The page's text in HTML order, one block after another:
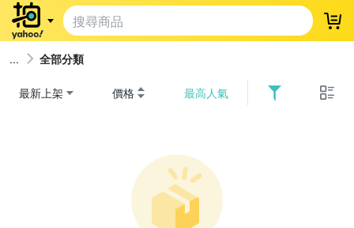
登
全部分類
最新上架 價格 最高人氣